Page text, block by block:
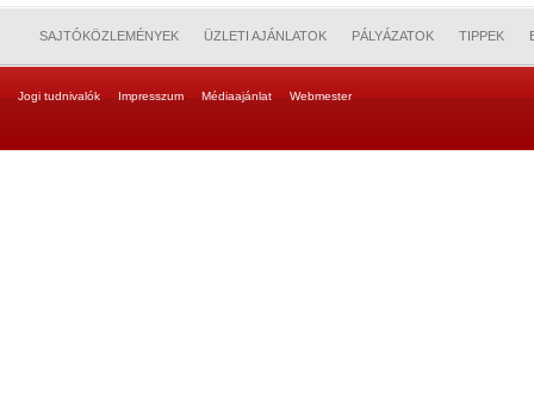
SAJTÓKÖZLEMÉNYEK ÜZLETI AJÁNLATOK PÁLYÁZATOK TIPPEK
Jogi tudnivalók Impresszum Médiaajánlat Webmester